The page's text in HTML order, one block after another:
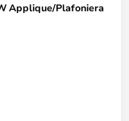
Applique/Plafoniera